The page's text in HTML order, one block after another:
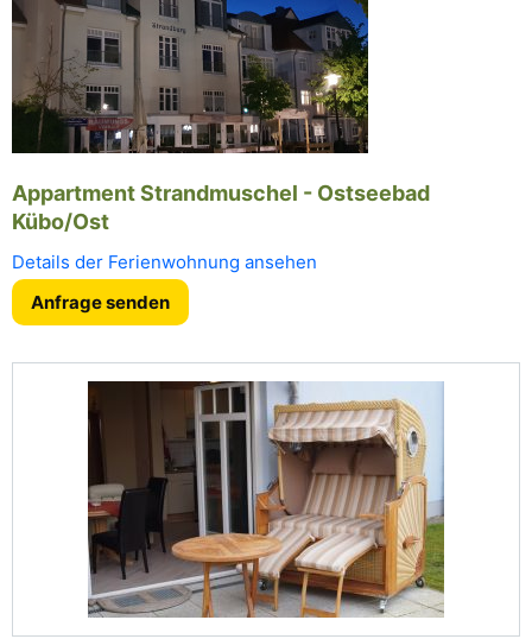
Appartment Strandmuschel - Ostseebad
Kübo/Ost
Details der Ferienwohnung ansehen
Anfrage senden